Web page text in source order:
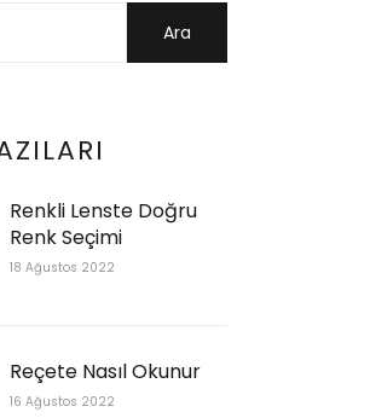
Ara
Renkli Lenste Doğru
Renk Seçimi
18 Ağustos 2022
Reçete Nasıl Okunur
16 Ağustos 2022